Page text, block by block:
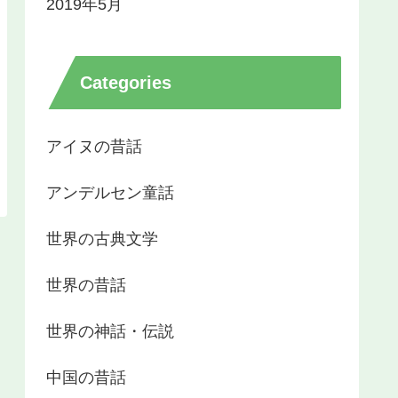
2019年5月
Categories
アイヌの昔話
アンデルセン童話
世界の古典文学
世界の昔話
世界の神話・伝説
中国の昔話